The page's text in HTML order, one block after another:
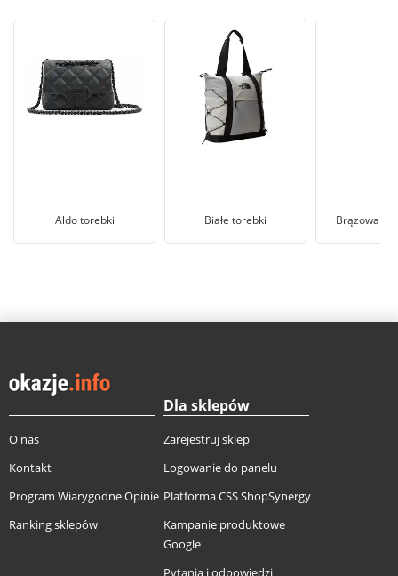
Aldo torebki Białe torebki Brązowa
O nas
Kontakt
Program Wiarygodne Opinie
Ranking sklepów
Dla sklepów
Zarejestruj sklep
Logowanie do panelu
Platforma CSS ShopSynergy
Kampanie produktowe
Google
Pytania i odpowiedzi